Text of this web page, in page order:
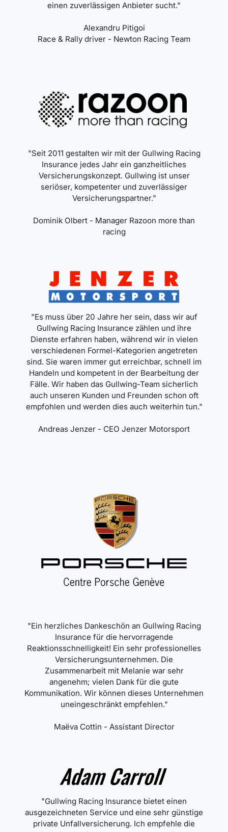
einen zuverlässigen Anbieter sucht."
Alexandru Pitigoi
Race & Rally driver - Newton Racing Team
"Seit 2011 gestalten wir mit der Gullwing Racing
Insurance jedes Jahr ein ganzheitliches
Versicherungskonzept. Gullwing ist unser
seriöser, kompetenter und zuverlässiger
Versicherungspartner."
Dominik Olbert - Manager Razoon more than
racing
"Es muss über 20 Jahre her sein, dass wir auf
Gullwing Racing Insurance zählen und ihre
Dienste erfahren haben, während wir in vielen
verschiedenen Formel-Kategorien angetreten
sind. Sie waren immer gut erreichbar, schnell im
Handeln und kompetent in der Bearbeitung der
Fälle. Wir haben das Gullwing-Team sicherlich
auch unseren Kunden und Freunden schon oft
empfohlen und werden dies auch weiterhin tun."
Andreas Jenzer - CEO Jenzer Motorsport
"Ein herzliches Dankeschön an Gullwing Racing
Insurance für die hervorragende
Reaktionsschnelligkeit! Ein sehr professionelles
Versicherungsunternehmen. Die
Zusammenarbeit mit Melanie war sehr
angenehm; vielen Dank für die gute
Kommunikation. Wir können dieses Unternehmen
uneingeschränkt empfehlen."
Maëva Cottin - Assistant Director
"Gullwing Racing Insurance bietet einen
ausgezeichneten Service und eine sehr günstige
private Unfallversicherung. Ich empfehle die